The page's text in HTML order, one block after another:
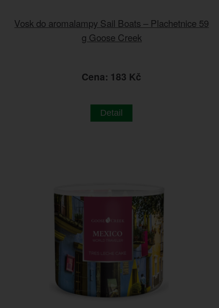
Vosk do aromalampy Sail Boats – Plachetnice 59
g Goose Creek
Cena: 183 Kč
Detail